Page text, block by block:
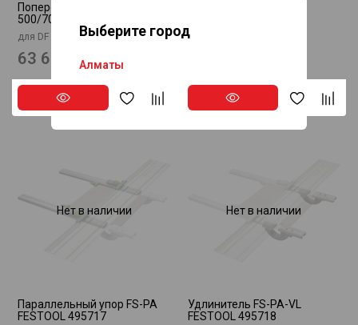
Выберите город
Алматы
Астана
Поперечный упор QA-DF
500/700 FESTOOL 498590
для DF 500 и DF 700
63 605 ₸
Нет в наличии
Параллельный упор FS-PA
FESTOOL 495717
Нет в наличии
Удлинитель FS-PA-VL
FESTOOL 495718